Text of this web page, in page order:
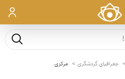
ورود
جست و
جغرافیای گردشگری مرکزی